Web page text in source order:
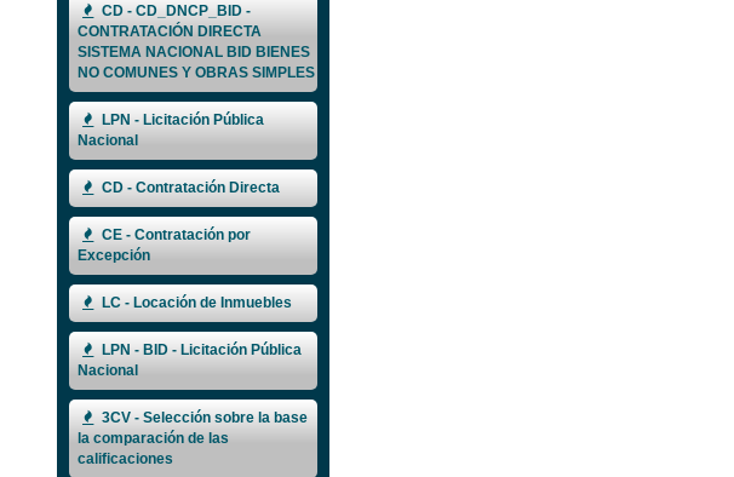
CD - CD_DNCP_BID -
CONTRATACIÓN DIRECTA
SISTEMA NACIONAL BID BIENES
NO COMUNES Y OBRAS SIMPLES
LPN - Licitación Pública
Nacional
CD - Contratación Directa
CE - Contratación por
Excepción
LC - Locación de Inmuebles
LPN - BID - Licitación Pública
Nacional
3CV - Selección sobre la base
la comparación de las
calificaciones